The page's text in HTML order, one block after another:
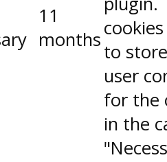
11
months
to
user
for the
in the